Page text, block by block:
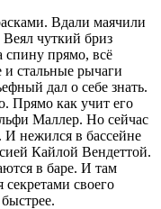
Вдали маячили
чуткий бриз
спину прямо, всё
стальные рычаги
дал о себе знать.
Прямо как учит его
Маллер. Но сейчас
И нежился в бассейне
Кайлой Вендеттой.
в баре. И там
своего